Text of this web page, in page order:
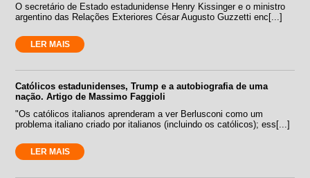
O secretário de Estado estadunidense Henry Kissinger e o ministro
argentino das Relações Exteriores César Augusto Guzzetti enc[...]
LER MAIS
Católicos estadunidenses, Trump e a autobiografia de uma
nação. Artigo de Massimo Faggioli
"Os católicos italianos aprenderam a ver Berlusconi como um
problema italiano criado por italianos (incluindo os católicos); ess[...]
LER MAIS